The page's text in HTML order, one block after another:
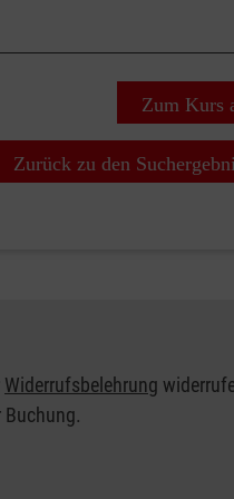
Zum Kurs
Zurück zu den
Widerrufsbelehrung
Buchung.